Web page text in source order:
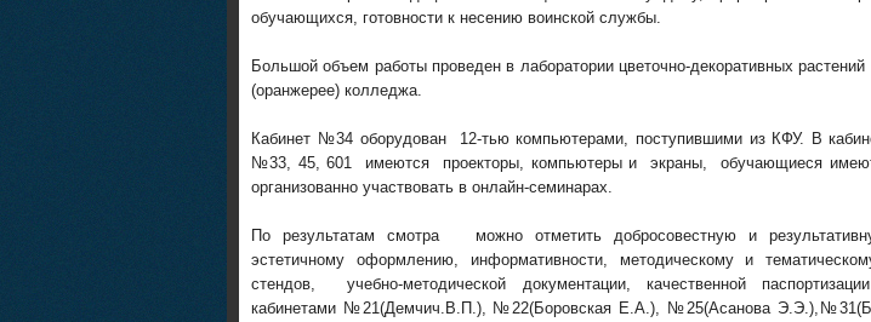
обучающихся, готовности к несению воинской службы.
Большой объем работы проведен в лаборатории цветочно-декоративных растений
(оранжерее) колледжа.
Кабинет №34 оборудован 12-тью компьютерами, поступившими из КФУ. В
№33, 45, 601 имеются проекторы, компьютеры и экраны, обучающиеся
организованно участвовать в онлайн-семинарах.
По результатам смотра можно отметить добросовестную и
эстетичному оформлению, информативности, методическому и
стендов, учебно-методической документации, качественной
кабинетами №21(Демчич.В.П.), №22(Боровская Е.А.), №25(Асанова